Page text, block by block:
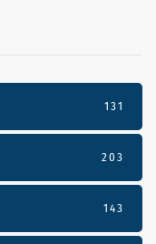
131
203
143